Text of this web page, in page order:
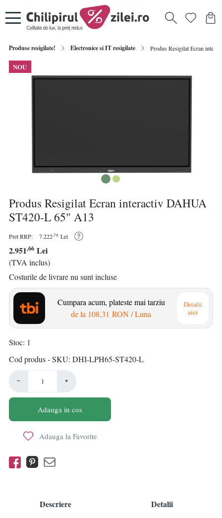
Produse resigilate! Electronice si IT resigilate Produs Resigilat Ecran
NOU
Produs Resigilat Ecran interactiv DAHUA
ST420-L 65" A13
Pret RRP: 7.222,78 Lei
2.951,66 Lei
(TVA inclus)
Costurile de livrare nu sunt incluse
Cumpara acum, plateste mai tarziu
de la 108,31 RON/ Luna
Detalii
aici
Stoc 1
Cod produs - SKU DHI-LPH65-ST420-L
− +
Adauga in cos
Adauga la Favorite
Descriere
Detalii